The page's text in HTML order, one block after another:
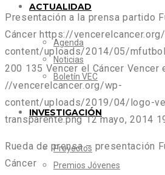
ACTUALIDAD
Agenda
Noticias
Boletín VEC
INVESTIGACIÓN
Proyectos
Premios Jóvenes
Presentación a la prensa partido
Cáncer https://
content/uploads/2014/05/
200 135 Vencer el Cáncer Vencer
//vencerelcancer.org/wp-
content/uploads/2019/04/logo-
transparente.png 12 mayo, 2014
Rueda de prensa – presentación
Cáncer